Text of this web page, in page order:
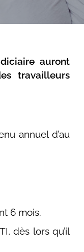
auront
travailleurs
annuel d’au
6 mois.
dès lors qu’il